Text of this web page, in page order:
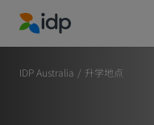
IDP Education
IDP Australia / 升学地点